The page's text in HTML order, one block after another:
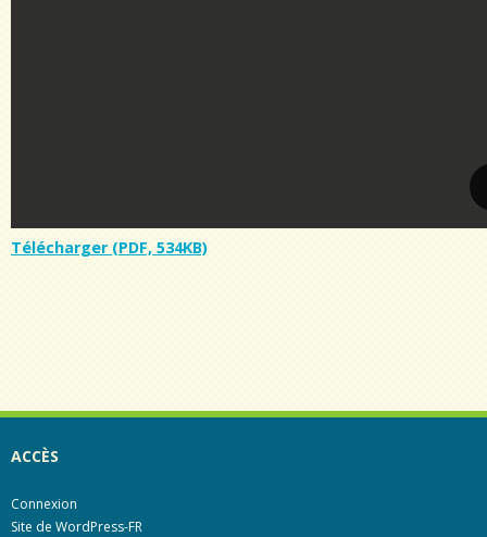
Télécharger (PDF, 534KB)
ACCÈS
Connexion
Site de WordPress-FR